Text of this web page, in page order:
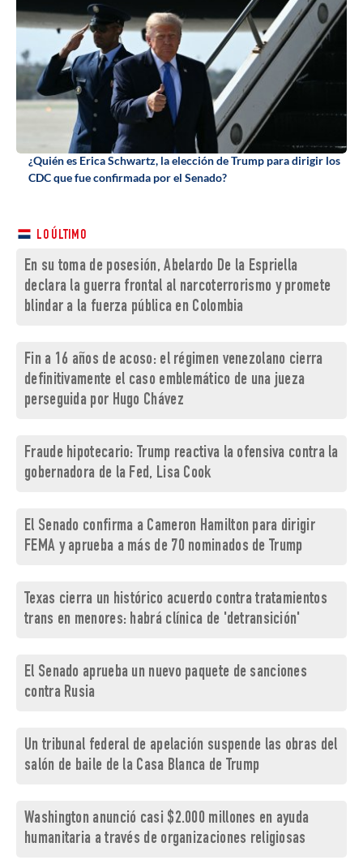
¿Quién es Erica Schwartz, la elección de Trump para dirigir los
CDC que fue confirmada por el Senado?
LO ÚLTIMO
En su toma de posesión, Abelardo De la Espriella
declara la guerra frontal al narcoterrorismo y promete
blindar a la fuerza pública en Colombia
Fin a 16 años de acoso: el régimen venezolano cierra
definitivamente el caso emblemático de una jueza
perseguida por Hugo Chávez
Fraude hipotecario: Trump reactiva la ofensiva contra la
gobernadora de la Fed, Lisa Cook
El Senado confirma a Cameron Hamilton para dirigir
FEMA y aprueba a más de 70 nominados de Trump
Texas cierra un histórico acuerdo contra tratamientos
trans en menores: habrá clínica de 'detransición'
El Senado aprueba un nuevo paquete de sanciones
contra Rusia
Un tribunal federal de apelación suspende las obras del
salón de baile de la Casa Blanca de Trump
Washington anunció casi $2.000 millones en ayuda
humanitaria a través de organizaciones religiosas